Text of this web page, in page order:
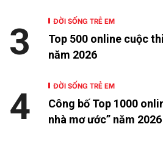
ĐỜI SỐNG TRẺ EM
Top 500 online cuộc
năm 2026
3
ĐỜI SỐNG TRẺ EM
Công bố Top 1000
nhà mơ ước” năm 2026
4